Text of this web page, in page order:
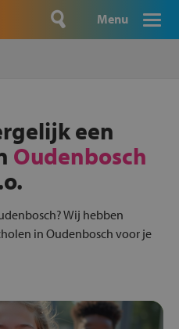
Menu
een
Oudenbosch
Wij hebben
in Oudenbosch voor je